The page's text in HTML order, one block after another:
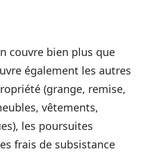
couvre bien plus que
également les autres
(grange, remise,
vêtements,
les poursuites
frais de subsistance